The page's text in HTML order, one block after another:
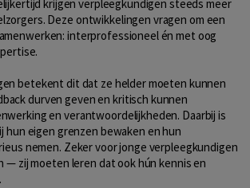
krijgen verpleegkundigen steeds meer
Deze ontwikkelingen vragen om een
interprofessioneel én met oog
betekent dit dat ze helder moeten kunnen
durven geven en kritisch kunnen
en verantwoordelijkheden. Daarbij is
hun eigen grenzen bewaken en hun
nemen. Zeker voor jonge verpleegkundigen
— zij moeten leren dat ook hún kennis en